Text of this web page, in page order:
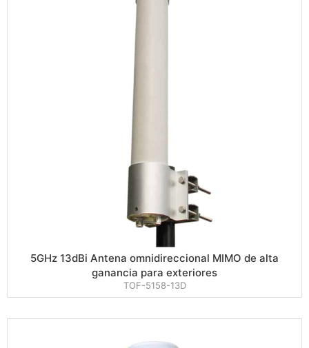
5GHz 13dBi Antena omnidireccional MIMO de alta
ganancia para exteriores
TOF-5158-13D